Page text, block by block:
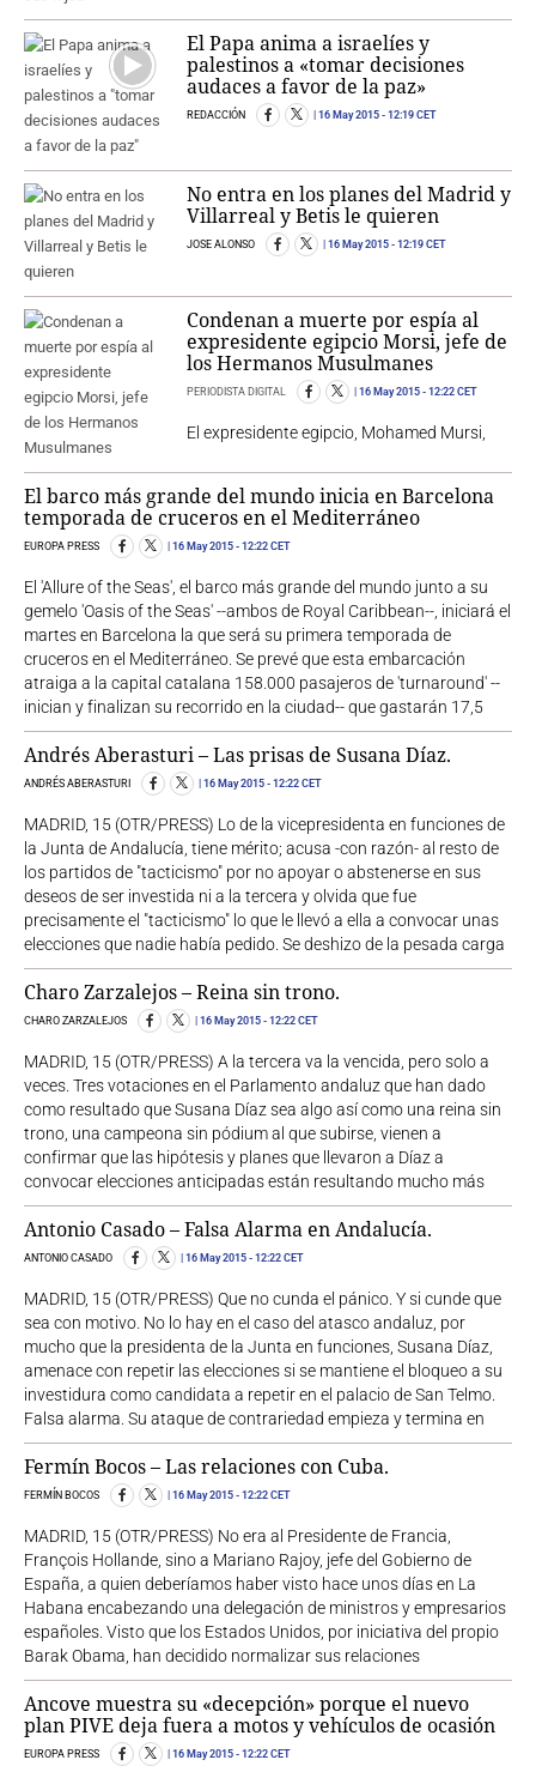
El Papa anima a israelíes y
palestinos a «tomar decisiones
audaces a favor de la paz»
REDACCIÓN 16 May 2015 - 12:19 CET
No entra en los planes del Madrid y
Villarreal y Betis le quieren
JOSE ALONSO 16 May 2015 - 12:19 CET
Condenan a muerte por espía al
expresidente egipcio Morsi, jefe de
los Hermanos Musulmanes
PERIODISTA DIGITAL 16 May 2015 - 12:22 CET
El expresidente egipcio, Mohamed Mursi,
El barco más grande del mundo inicia en Barcelona
temporada de cruceros en el Mediterráneo
EUROPA PRESS 16 May 2015 - 12:22 CET
El 'Allure of the Seas', el barco más grande del mundo junto a su
gemelo 'Oasis of the Seas' --ambos de Royal Caribbean--, iniciará el
martes en Barcelona la que será su primera temporada de
cruceros en el Mediterráneo. Se prevé que esta embarcación
atraiga a la capital catalana 158.000 pasajeros de 'turnaround' --
inician y finalizan su recorrido en la ciudad-- que gastarán 17,5
Andrés Aberasturi – Las prisas de Susana Díaz.
ANDRÉS ABERASTURI 16 May 2015 - 12:22 CET
MADRID, 15 (OTR/PRESS) Lo de la vicepresidenta en funciones de
la Junta de Andalucía, tiene mérito; acusa -con razón- al resto de
los partidos de "tacticismo" por no apoyar o abstenerse en sus
deseos de ser investida ni a la tercera y olvida que fue
precisamente el "tacticismo" lo que le llevó a ella a convocar unas
elecciones que nadie había pedido. Se deshizo de la pesada carga
Charo Zarzalejos – Reina sin trono.
CHARO ZARZALEJOS 16 May 2015 - 12:22 CET
MADRID, 15 (OTR/PRESS) A la tercera va la vencida, pero solo a
veces. Tres votaciones en el Parlamento andaluz que han dado
como resultado que Susana Díaz sea algo así como una reina sin
trono, una campeona sin pódium al que subirse, vienen a
confirmar que las hipótesis y planes que llevaron a Díaz a
convocar elecciones anticipadas están resultando mucho más
Antonio Casado – Falsa Alarma en Andalucía.
ANTONIO CASADO 16 May 2015 - 12:22 CET
MADRID, 15 (OTR/PRESS) Que no cunda el pánico. Y si cunde que
sea con motivo. No lo hay en el caso del atasco andaluz, por
mucho que la presidenta de la Junta en funciones, Susana Díaz,
amenace con repetir las elecciones si se mantiene el bloqueo a su
investidura como candidata a repetir en el palacio de San Telmo.
Falsa alarma. Su ataque de contrariedad empieza y termina en
Fermín Bocos – Las relaciones con Cuba.
FERMÍN BOCOS 16 May 2015 - 12:22 CET
MADRID, 15 (OTR/PRESS) No era al Presidente de Francia,
François Hollande, sino a Mariano Rajoy, jefe del Gobierno de
España, a quien deberíamos haber visto hace unos días en La
Habana encabezando una delegación de ministros y empresarios
españoles. Visto que los Estados Unidos, por iniciativa del propio
Barak Obama, han decidido normalizar sus relaciones
Ancove muestra su «decepción» porque el nuevo
plan PIVE deja fuera a motos y vehículos de ocasión
EUROPA PRESS 16 May 2015 - 12:22 CET